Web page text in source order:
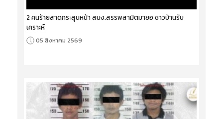
2 คนร้ายสาดกระสุนหน้า สนง.สรรพสามิตมายอ ชาวบ้านรับ
เคราะห์
05 สิงหาคม 2569